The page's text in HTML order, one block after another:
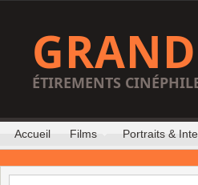
ÉTIREMENTS
Accueil Films Portraits &